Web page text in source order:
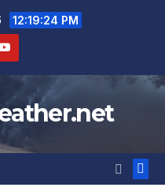
12:19:25 PM